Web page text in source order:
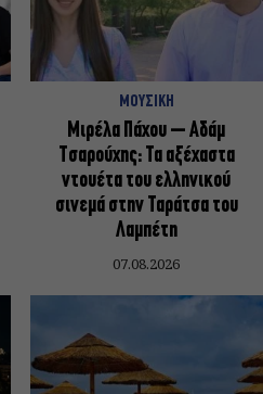
ΜΟΥΣΙΚΗ
Μιρέλα Πάχου – Αδάμ
Τσαρούχης: Τα αξέχαστα
ντουέτα του ελληνικού
σινεμά στην Ταράτσα του
Λαμπέτη
07.08.2026